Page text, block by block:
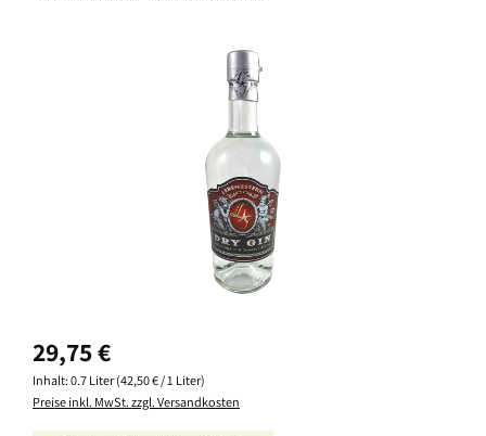
Bildergalerie überspringen
Regulärer Preis:
29,75 €
Inhalt:0.7 Liter(42,50 € / 1 Liter)
Preise inkl. MwSt. zzgl. Versandkosten